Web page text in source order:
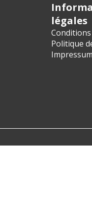
légales
Politique
Impressum